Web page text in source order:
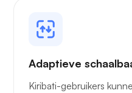
Adaptieve
Kiribati-gebruikers